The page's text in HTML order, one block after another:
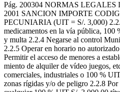
Pág. 200304 NORMAS LEGALES
2001 SANCION IMPORTE
PECUNIARIA (UIT = S/. 3,000)
medicamentos en la vía pública, 100
y multa 2.2.4 Negarse al control
2.2.5 Operar en horario no
Permitir el acceso de menores a
miento de alquiler de vídeo juegos,
comerciales, industriales o 100 %
zonas rígidas y/o de peligro 2.2.8 Por